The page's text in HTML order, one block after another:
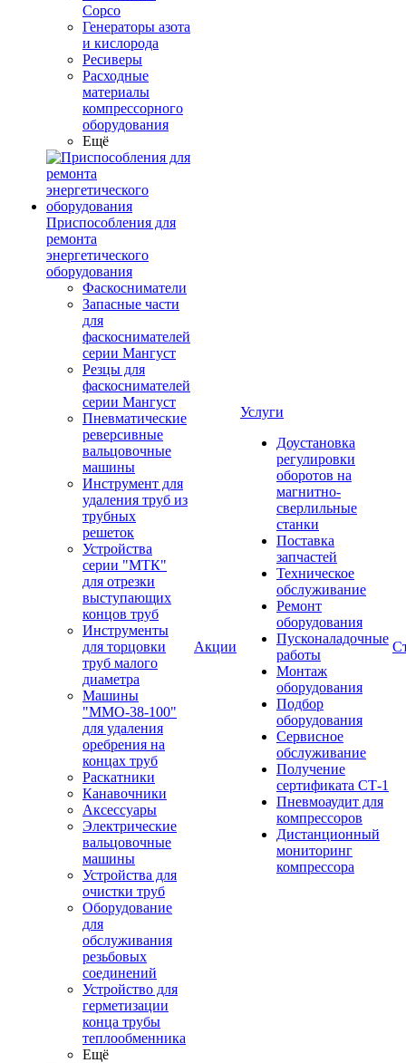
Copco
Генераторы азота
и кислорода
Ресиверы
Расходные
материалы
компрессорного
оборудования
Ещё
Приспособления для
ремонта
энергетического
оборудования
Фаскосниматели
Запасные части
для
фаскоснимателей
серии Мангуст
Резцы для
фаскоснимателей
серии Мангуст
Пневматические
реверсивные
вальцовочные
машины
Инструмент для
удаления труб из
трубных
решеток
Устройства
серии "МТК"
для отрезки
выступающих
концов труб
Инструменты
для торцовки
труб малого
диаметра
Машины
"ММО-38-100"
для удаления
оребрения на
концах труб
Раскатники
Канавочники
Аксессуары
Электрические
вальцовочные
машины
Устройства для
очистки труб
Оборудование
для
обслуживания
резьбовых
соединений
Устройство для
герметизации
конца трубы
теплообменника
Ещё
Акции
Услуги
Доустановка
регулировки
оборотов на
магнитно-
сверлильные
станки
Поставка
запчастей
Техническое
обслуживание
Ремонт
оборудования
Пусконаладочные
работы
Монтаж
оборудования
Подбор
оборудования
Сервисное
обслуживание
Получение
сертификата СТ-1
Пневмоаудит для
компрессоров
Дистанционный
мониторинг
компрессора